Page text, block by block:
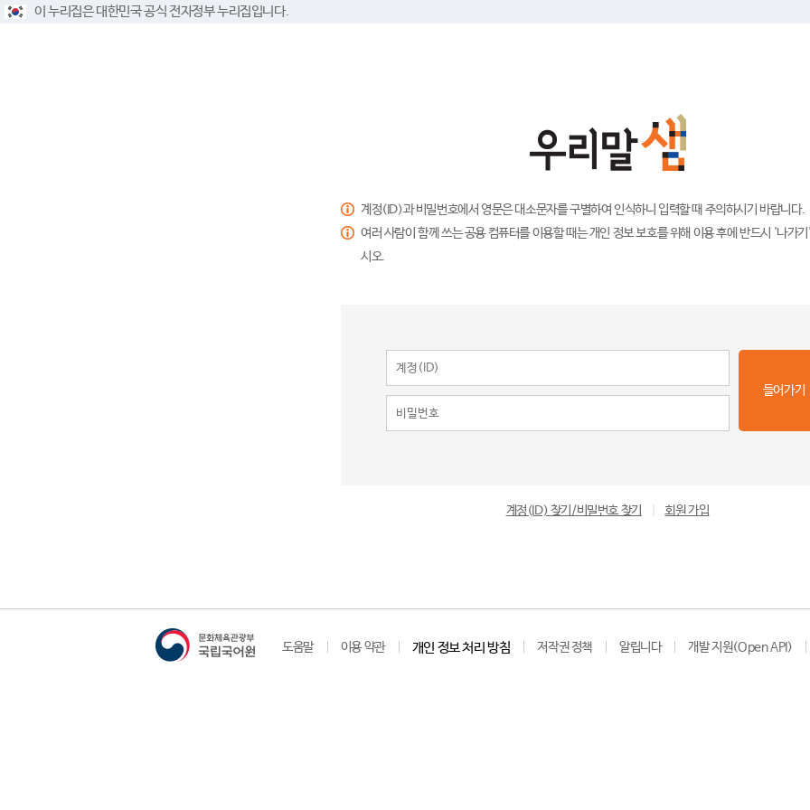
이 누리집은 대한민국 공식 전자정부 누리집입니다.
계정(ID)과 비밀번호에서 영문은 대소문자를 구별하여 인식하니 입력할 때 주의하시기 바랍니다.
여러 사람이 함께 쓰는 공용 컴퓨터를 이용할 때는 개인 정보 보호를 위해 이용 후에 반드시 '나가
시오.
들어가기
계정(ID) 찾기/비밀번호 찾기 회원 가입
도움말 이용 약관 개인 정보 처리 방침 저작권 정책 알립니다 개발 지원(Open API)